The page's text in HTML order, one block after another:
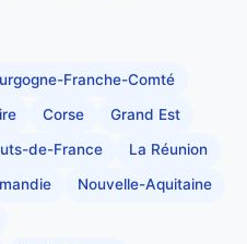
Franche-Comté
Corse Grand Est
de-France La Réunion
Nouvelle-Aquitaine